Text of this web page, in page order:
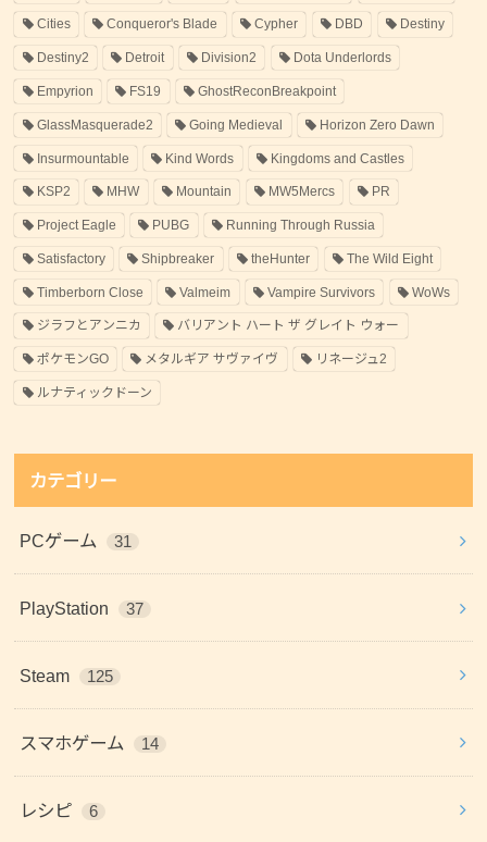
Cities Conqueror's Blade Cypher DBD Destiny
Destiny2 Detroit Division2 Dota Underlords
Empyrion FS19 GhostReconBreakpoint
GlassMasquerade2 Going Medieval Horizon Zero Dawn
Insurmountable Kind Words Kingdoms and Castles
KSP2 MHW Mountain MW5Mercs PR
Project Eagle PUBG Running Through Russia
Satisfactory Shipbreaker theHunter The Wild Eight
Timberborn Close Valmeim Vampire Survivors WoWs
ジラフとアンニカ バリアント ハート ザ グレイト ウォー
ポケモンGO メタルギア サヴァイヴ リネージュ2
ルナティックドーン
カテゴリー
PCゲーム 31
PlayStation 37
Steam 125
スマホゲーム 14
レシピ 6